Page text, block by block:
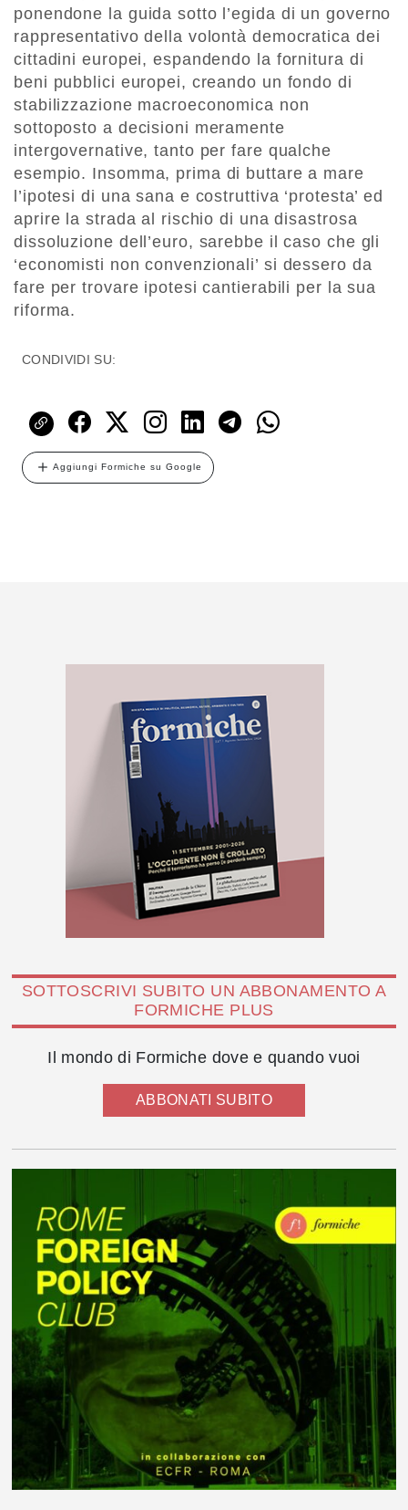
ponendone la guida sotto l’egida di un governo
rappresentativo della volontà democratica dei
cittadini europei, espandendo la fornitura di
beni pubblici europei, creando un fondo di
stabilizzazione macroeconomica non
sottoposto a decisioni meramente
intergovernative, tanto per fare qualche
esempio. Insomma, prima di buttare a mare
l’ipotesi di una sana e costruttiva ‘protesta’ ed
aprire la strada al rischio di una disastrosa
dissoluzione dell’euro, sarebbe il caso che gli
‘economisti non convenzionali’ si dessero da
fare per trovare ipotesi cantierabili per la sua
riforma.
CONDIVIDI SU:
Aggiungi Formiche su Google
SOTTOSCRIVI SUBITO UN ABBONAMENTO A
FORMICHE PLUS
Il mondo di Formiche dove e quando vuoi
ABBONATI SUBITO